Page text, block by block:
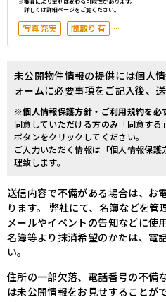
詳しくは詳細ページをご覧ください。
写真充実
間取り有
未公開物件情報の提供には個人
ォームに必要事項をご記入後、送
※個人情報保護方針・ご利用規約を必
同意していただける方のみ「同意す
ボタンをクリックしてください。
ご入力いただく情報は「個人情報保
理致します。
送信内容で不備がある場合は、お
ります。
弊社にて、名簿などを管
メールやイベントの告知などに使
名簿等より抹消希望のかたは、電
い。
住所の一部欠落、電話番号の不備
は未公開情報をお見せすることが